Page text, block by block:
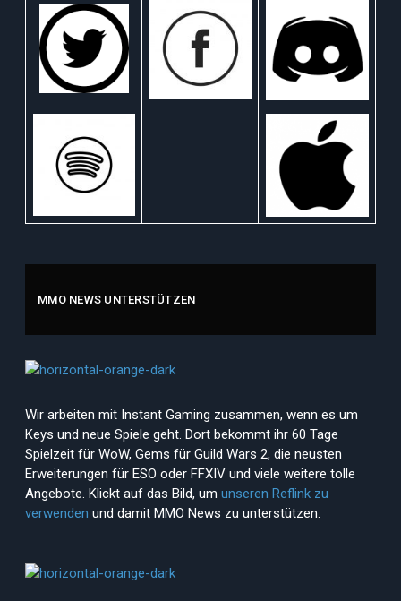
MMO NEWS UNTERSTÜTZEN
Wir arbeiten mit Instant Gaming zusammen, wenn es um
Keys und neue Spiele geht. Dort bekommt ihr 60 Tage
Spielzeit für WoW, Gems für Guild Wars 2, die neusten
Erweiterungen für ESO oder FFXIV und viele weitere tolle
Angebote. Klickt auf das Bild, um unseren Reflink zu
verwenden und damit MMO News zu unterstützen.